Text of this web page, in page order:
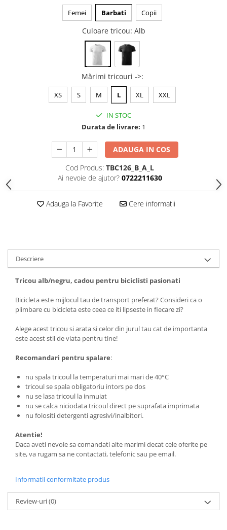
Tricouri aniversare
Tricouri motociclisti
Tricouri biciclisti
Tricouri biciclisti MTB
Tricouri biciclisti BMX
Tricouri biciclisti downhill
Tricouri fitness/sala de forta
Tricouri yoga
Femei Barbati Copii
Culoare tricou: Alb
Mărimi tricouri ->:
XS S M L XL XXL
IN STOC
Durata de livrare: 1
ADAUGA IN COS
Cod Produs: TBC126_B_A_L
Ai nevoie de ajutor? 0722211630
Adauga la Favorite Cere informatii
Descriere
Tricou alb/negru, cadou pentru biciclisti pasionati
Bicicleta este mijlocul tau de transport preferat? Consideri ca o
plimbare cu bicicleta este ceea ce iti lipseste in fiecare zi?
Alege acest tricou si arata si celor din jurul tau cat de importanta
este acest stil de viata pentru tine!
Recomandari pentru spalare:
nu spala tricoul la temperaturi mai mari de 40°C
tricoul se spala obligatoriu intors pe dos
nu se lasa tricoul la inmuiat
nu se calca niciodata tricoul direct pe suprafata imprimata
nu folositi detergenti agresivi/inalbitori.
Atentie!
Daca aveti nevoie sa comandati alte marimi decat cele oferite pe
site, va rugam sa ne contactati, telefonic sau pe email.
Informatii conformitate produs
Review-uri(0)